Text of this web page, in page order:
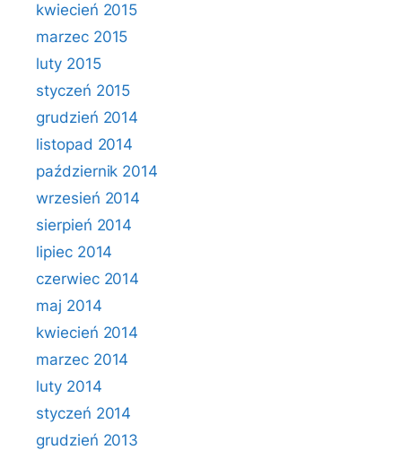
kwiecień 2015
marzec 2015
luty 2015
styczeń 2015
grudzień 2014
listopad 2014
październik 2014
wrzesień 2014
sierpień 2014
lipiec 2014
czerwiec 2014
maj 2014
kwiecień 2014
marzec 2014
luty 2014
styczeń 2014
grudzień 2013